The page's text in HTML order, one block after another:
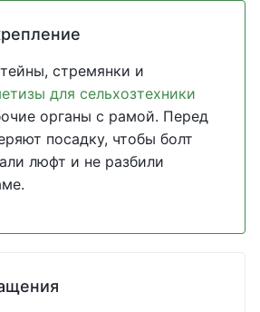
стремянки и
для сельхозтехники
органы с рамой. Перед
посадку, чтобы болт
люфт и не разбили